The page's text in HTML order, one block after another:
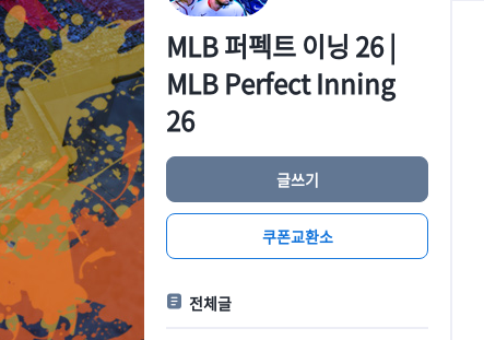
MLB 퍼펙트 이닝 26 |
MLB Perfect Inning
26
글쓰기
쿠폰교환소
전체글